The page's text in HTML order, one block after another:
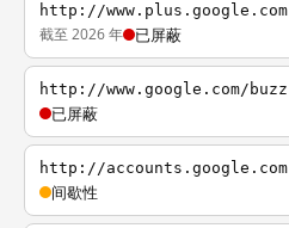
http://www.plus.google.com
截至 2026 年 已屏蔽
http://www.google.com/buzz
已屏蔽
http://accounts.google.com
间歇性